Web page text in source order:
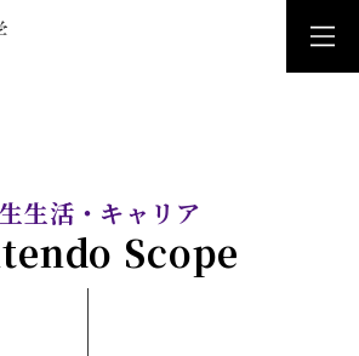
生活・キャリア
Scope